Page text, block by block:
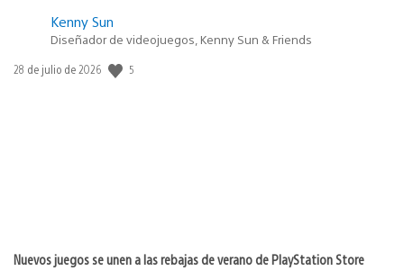
Kenny Sun
Diseñador de videojuegos, Kenny Sun & Friends
Fecha
28 de julio de 2026 5
Nuevos juegos se unen a las rebajas de verano de PlayStation Store